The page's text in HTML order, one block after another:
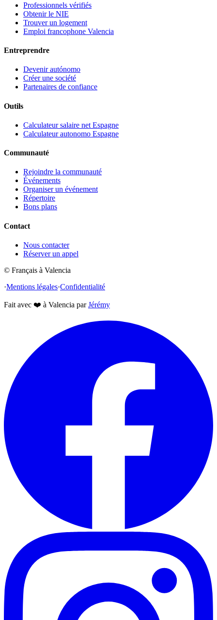
Professionnels vérifiés
Obtenir le NIE
Trouver un logement
Emploi francophone Valencia
Entreprendre
Devenir autónomo
Créer une société
Partenaires de confiance
Outils
Calculateur salaire net Espagne
Calculateur autonomo Espagne
Communauté
Rejoindre la communauté
Événements
Organiser un événement
Répertoire
Bons plans
Contact
Nous contacter
Réserver un appel
© Français à Valencia
·Mentions légales·Confidentialité
Fait avec ❤️ à Valencia par Jérémy